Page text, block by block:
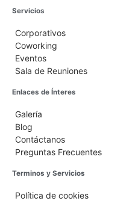
Servicios
Corporativos
Coworking
Eventos
Sala de Reuniones
Enlaces de Ínteres
Galería
Blog
Contáctanos
Preguntas Frecuentes
Terminos y Servicios
Política de cookies